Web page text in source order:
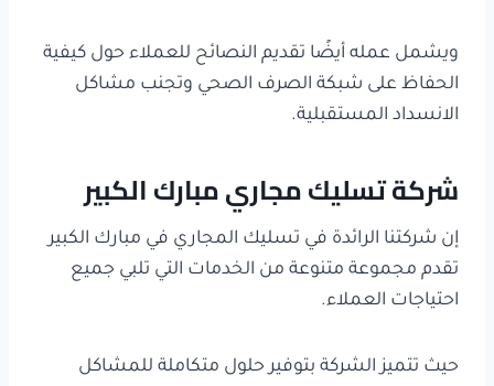
ويشمل عمله أيضًا تقديم النصائح للعملاء حول كيفية
الحفاظ على شبكة الصرف الصحي وتجنب مشاكل
الانسداد المستقبلية.
شركة تسليك مجاري مبارك الكبير
إن شركتنا الرائدة في تسليك المجاري في مبارك الكبير
تقدم مجموعة متنوعة من الخدمات التي تلبي جميع
احتياجات العملاء.
حيث تتميز الشركة بتوفير حلول متكاملة للمشاكل